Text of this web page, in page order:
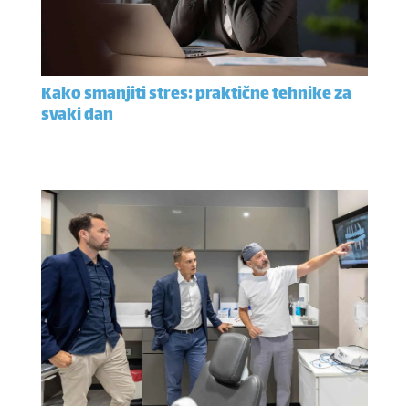
Kako smanjiti stres: praktične tehnike za
svaki dan